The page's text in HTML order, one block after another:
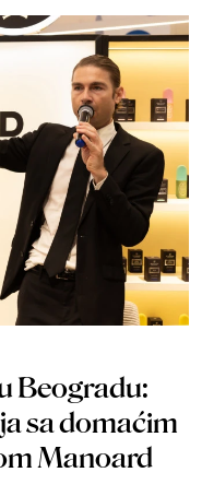
Beogradu:
sa domaćim
Manoard